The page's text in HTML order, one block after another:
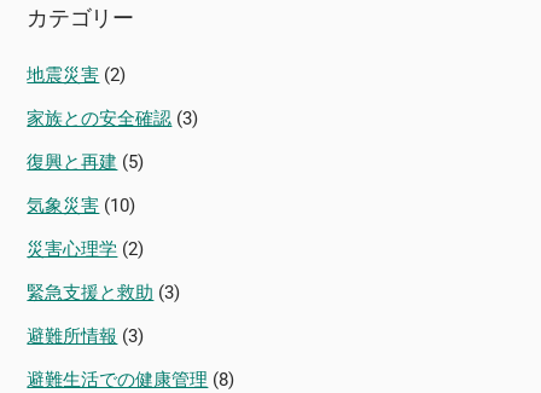
カテゴリー
地震災害 (2)
家族との安全確認 (3)
復興と再建 (5)
気象災害 (10)
災害心理学 (2)
緊急支援と救助 (3)
避難所情報 (3)
避難生活での健康管理 (8)